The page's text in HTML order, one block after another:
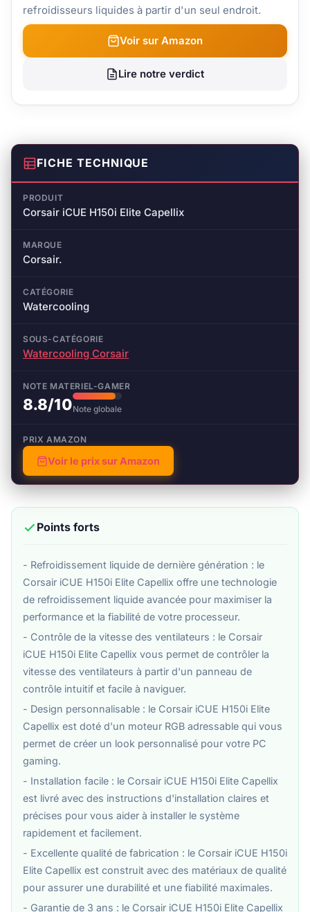
refroidisseurs liquides à partir d'un seul endroit.
Voir sur Amazon
Lire notre verdict
FICHE TECHNIQUE
PRODUIT
Corsair iCUE H150i Elite Capellix
MARQUE
Corsair.
CATÉGORIE
Watercooling
SOUS-CATÉGORIE
Watercooling Corsair
NOTE MATERIEL-GAMER
8.8/10Note globale
PRIX AMAZON
Voir le prix sur Amazon
Points forts
- Refroidissement liquide de dernière génération : le
Corsair iCUE H150i Elite Capellix offre une technologie
de refroidissement liquide avancée pour maximiser la
performance et la fiabilité de votre processeur.
- Contrôle de la vitesse des ventilateurs : le Corsair
iCUE H150i Elite Capellix vous permet de contrôler la
vitesse des ventilateurs à partir d'un panneau de
contrôle intuitif et facile à naviguer.
- Design personnalisable : le Corsair iCUE H150i Elite
Capellix est doté d'un moteur RGB adressable qui vous
permet de créer un look personnalisé pour votre PC
gaming.
- Installation facile : le Corsair iCUE H150i Elite Capellix
est livré avec des instructions d'installation claires et
précises pour vous aider à installer le système
rapidement et facilement.
- Excellente qualité de fabrication : le Corsair iCUE H150i
Elite Capellix est construit avec des matériaux de qualité
pour assurer une durabilité et une fiabilité maximales.
- Garantie de 3 ans : le Corsair iCUE H150i Elite Capellix